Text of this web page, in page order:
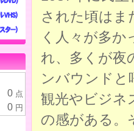
された頃はま
く人々が多
れ、多くが夜
ンバウンドと
観光やビジネ
の感がある。
0 点
0 円